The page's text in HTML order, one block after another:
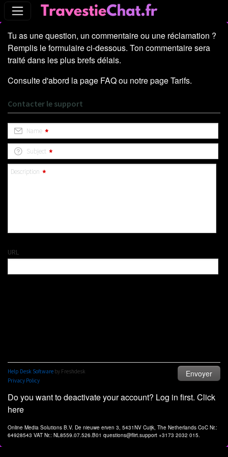
Tu as une question, un commentaire ou une réclamation ?
Remplis le formulaire ci-dessous. Ton commentaire sera
traité dans les plus brefs délais.
Consulte d'abord la page FAQou notre pageTarifs.
Do you want to deactivate your account? Log in first. Click
here
Online Media Solutions B.V. De nieuwe erven 3, 5431NV Cuijk, The Netherlands CoC Nr.:
64928543 VAT Nr.: NL8559.07.526.B01 questions@flirt.support +3173 2032 015.